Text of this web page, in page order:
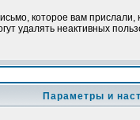
которое вам
удалять неактивных
Параметры и